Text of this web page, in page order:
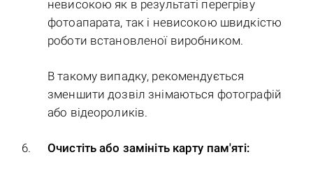
невисокою як в результаті перегріву
фотоапарата, так і невисокою швидкістю
роботи встановленої виробником.
В такому випадку, рекомендується
зменшити дозвіл знімаються фотографій
або відеороликів.
Очистіть або замініть карту пам'яті: